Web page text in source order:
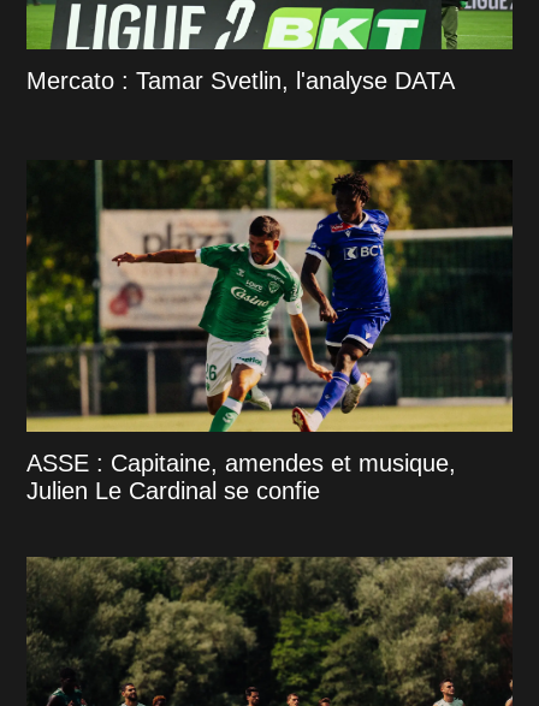
Mercato : Tamar Svetlin, l'analyse DATA
ASSE : Capitaine, amendes et musique,
Julien Le Cardinal se confie